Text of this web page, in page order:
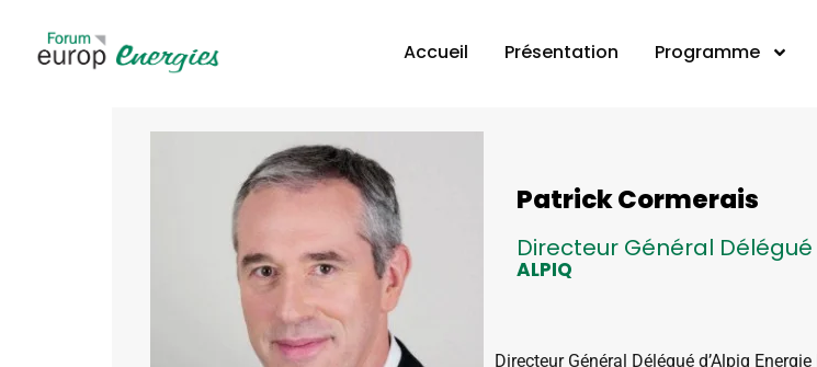
Accueil Présentation Programme
Patrick Cormerais
Directeur Général Délégué
ALPIQ
Directeur Général Délégué d’Alpiq